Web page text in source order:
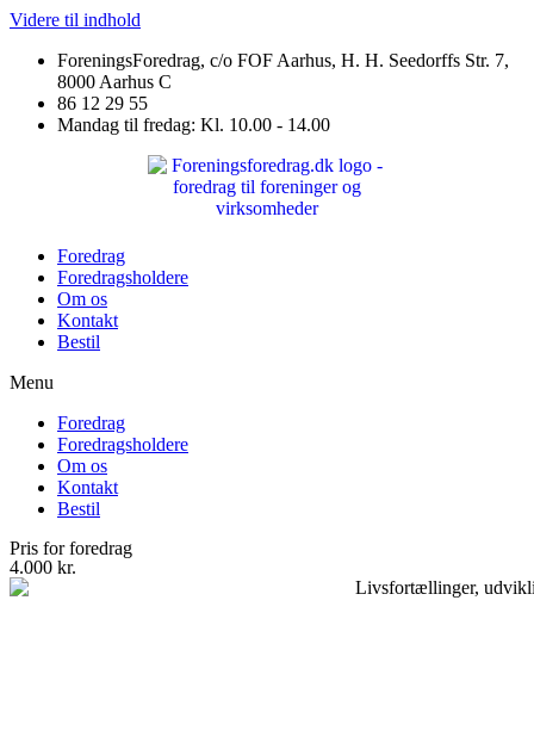
Videre til indhold
ForeningsForedrag, c/o FOF Aarhus, H. H. Seedorffs Str. 7,
8000 Aarhus C
86 12 29 55
Mandag til fredag: Kl. 10.00 - 14.00
Foredrag
Foredragsholdere
Om os
Kontakt
Bestil
Menu
Foredrag
Foredragsholdere
Om os
Kontakt
Bestil
Pris for foredrag
4.000 kr.